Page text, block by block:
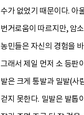
수가 없었기 때문이다. 아
번거로움이 따르지만, 암
농민들은 자신의 경험을
그래서 제일 먼저 소 등판
발은 크게 통발과 밀발(사
걷지 못한다. 밀발은 발톱